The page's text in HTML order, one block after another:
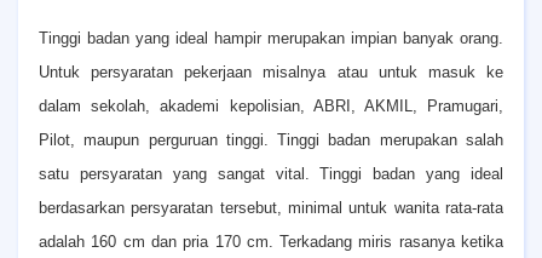
Tinggi badan yang ideal hampir merupakan impian banyak orang.
Untuk persyaratan pekerjaan misalnya atau untuk masuk ke
dalam sekolah, akademi kepolisian, ABRI, AKMIL, Pramugari,
Pilot, maupun perguruan tinggi. Tinggi badan merupakan salah
satu persyaratan yang sangat vital. Tinggi badan yang ideal
berdasarkan persyaratan tersebut, minimal untuk wanita rata-rata
adalah 160 cm dan pria 170 cm. Terkadang miris rasanya ketika